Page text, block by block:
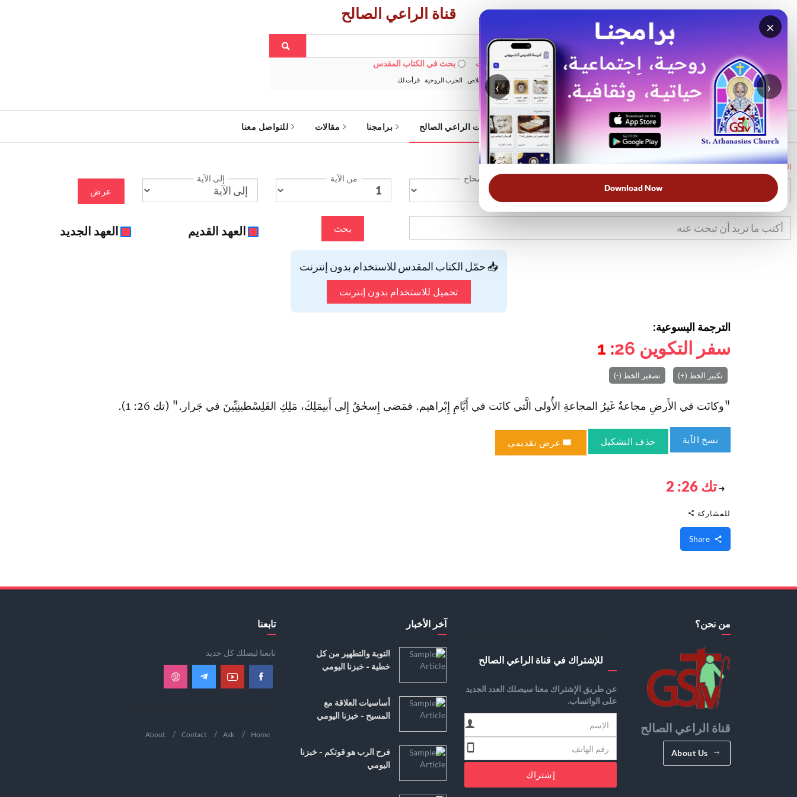
×
‹ ›
Download Now
قناة الراعي الصالح
بحث في الويبسايت بحث في الكتاب المقدس
الأكثر بحثًا: خبزنا اليومي الخلاص الحرب الروحية قرأت لك
الرئيسية خدمات الراعي الصالح برامجنا مقالات للتواصل معنا
الرئيسية
الإصحاح من الآية إلى الآية
عرض
بحث العهد القديم العهد الجديد
📥 حمّل الكتاب المقدس للاستخدام بدون إنترنت
تحميل للاستخدام بدون إنترنت
الترجمة اليسوعية:
سفر التكوين 26
: 1
تكبير الخط (+) تصغير الخط (-)
"وكانَت في الأَرضِ مجاعةٌ غَيرُ المجاعةِ الأُولى الَّتي كانَت في أَيَّامِ إِبْراهيم. فمَضى إِسحٰقُ إِلى أَبيمَلِكَ، مَلِكِ الفَلِسْطينِيِّينَ في جَرار." (تك 26: 1).
نسخ الآية حذف التشكيل عرض تقديمي
تك 26: 2
للمشاركة
من نحن؟
قناة الراعي الصالح
About Us
للإشتراك في قناة الراعي الصالح
عن طريق الإشتراك معنا سيصلك العدد الجديد
على الواتساب.
إشتراك
آخر الأخبار
التوبة والتطهير من كل
خطية - خبزنا اليومي
أساسيات العلاقة مع
المسيح - خبزنا اليومي
فرح الرب هو قوتكم - خبزنا
اليومي
تابعنا
تابعنا ليصلك كل جديد
Home
Ask
Contact
About